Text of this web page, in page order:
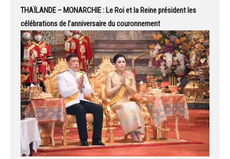
THAÏLANDE – MONARCHIE : Le Roi et la Reine président les
célébrations de l’anniversaire du couronnement